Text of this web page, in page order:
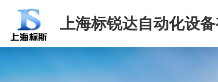
上海标锐达自动化设
司